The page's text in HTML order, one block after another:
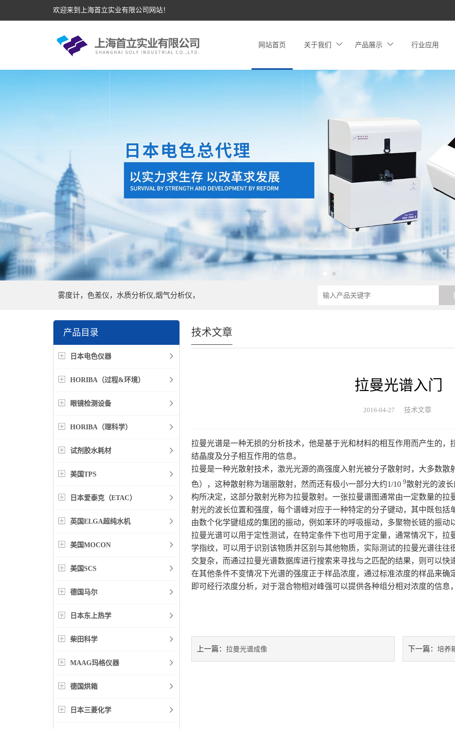
欢迎来到上海首立实业有限公司网站！
网站首页 关于我们 产品展示 行业应用
雾度计，色差仪，水质分析仪,烟气分析仪，
产品目录
日本电色仪器
HORIBA（过程&环境）
眼镜检测设备
HORIBA（理科学）
试剂胶水耗材
美国TPS
日本爱泰克（ETAC）
英国ELGA超纯水机
美国MOCON
美国SCS
德国马尔
日本东上热学
柴田科学
MAAG玛格仪器
德国烘箱
日本三菱化学
技术文章
拉曼光谱入门
2016-04-27 技术文章
拉曼光谱是一种无损的分析技术，他是基于光和材料的相互作用而产生的，
结晶度及分子相互作用的信息。
拉曼是一种光散射技术，激光光源的高强度入射光被分子散射时，大多数散
色），这种散射称为瑞丽散射，然而还有极小一部分大约1/10 9散射光的波
构所决定，这部分散射光称为拉曼散射。一张拉曼谱图通常由一定数量的拉
射光的波长位置和强度，每个谱峰对应于一种特定的分子键动，其中既包括
由数个化学键组成的集团的振动，例如苯环的呼吸振动，多聚物长链的振动
拉曼光谱可以用于定性测试，在特定条件下也可用于定量，通常情况下，
学指纹，可以用于识别该物质并区别与其他物质，实际测试的拉曼光谱往往
交复杂，而通过拉曼光谱数据库进行搜索来寻找与之匹配的结果，则可以快
在其他条件不变情况下光谱的强度正于样品浓度，通过标准浓度的样品来确
即可经行浓度分析，对于混合物相对峰强可以提供各种组分相对浓度的信息
上一篇： 拉曼光谱成像 下一篇：培养